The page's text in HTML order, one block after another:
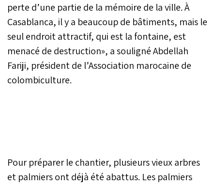
perte d’une partie de la mémoire de la ville. À
Casablanca, il y a beaucoup de bâtiments, mais le
seul endroit attractif, qui est la fontaine, est
menacé de destruction», a souligné Abdellah
Fariji, président de l’Association marocaine de
colombiculture.
Pour préparer le chantier, plusieurs vieux arbres
et palmiers ont déjà été abattus. Les palmiers